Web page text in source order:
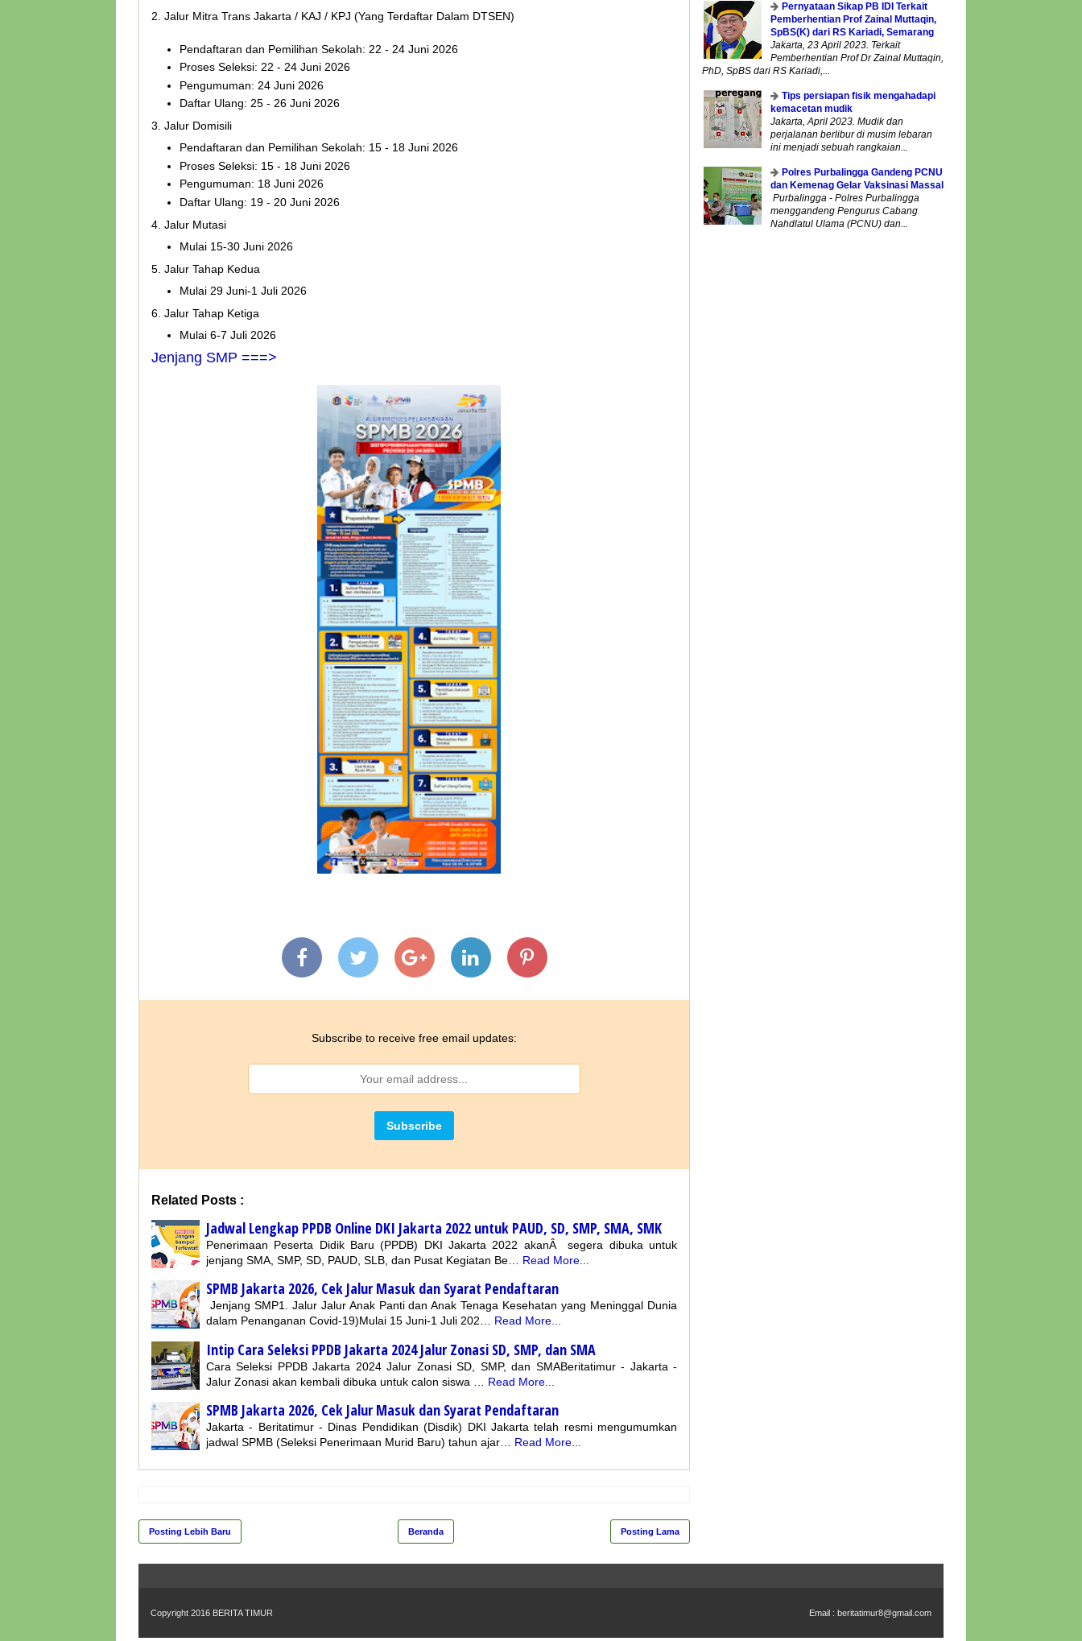
2. Jalur Mitra Trans Jakarta / KAJ / KPJ (Yang Terdaftar Dalam DTSEN)
Pendaftaran dan Pemilihan Sekolah: 22 - 24 Juni 2026
Proses Seleksi: 22 - 24 Juni 2026
Pengumuman: 24 Juni 2026
Daftar Ulang: 25 - 26 Juni 2026
3. Jalur Domisili
Pendaftaran dan Pemilihan Sekolah: 15 - 18 Juni 2026
Proses Seleksi: 15 - 18 Juni 2026
Pengumuman: 18 Juni 2026
Daftar Ulang: 19 - 20 Juni 2026
4. Jalur Mutasi
Mulai 15-30 Juni 2026
5. Jalur Tahap Kedua
Mulai 29 Juni-1 Juli 2026
6. Jalur Tahap Ketiga
Mulai 6-7 Juli 2026
Jenjang SMP ===>
Subscribe to receive free email updates:
Related Posts :
Jadwal Lengkap PPDB Online DKI Jakarta 2022 untuk PAUD, SD, SMP, SMA, SMK
Penerimaan Peserta Didik Baru (PPDB) DKI Jakarta 2022 akanÂ segera dibuka untuk
jenjang SMA, SMP, SD, PAUD, SLB, dan Pusat Kegiatan Be…
Read More...
SPMB Jakarta 2026, Cek Jalur Masuk dan Syarat Pendaftaran
Jenjang SMP1. Jalur Jalur Anak Panti dan Anak Tenaga Kesehatan yang Meninggal Dunia
dalam Penanganan Covid-19)Mulai 15 Juni-1 Juli 202…
Read More...
Intip Cara Seleksi PPDB Jakarta 2024 Jalur Zonasi SD, SMP, dan SMA
Cara Seleksi PPDB Jakarta 2024 Jalur Zonasi SD, SMP, dan SMABeritatimur - Jakarta -
Jalur Zonasi akan kembali dibuka untuk calon siswa …
Read More...
SPMB Jakarta 2026, Cek Jalur Masuk dan Syarat Pendaftaran
Jakarta - Beritatimur - Dinas Pendidikan (Disdik) DKI Jakarta telah resmi mengumumkan
jadwal SPMB (Seleksi Penerimaan Murid Baru) tahun ajar…
Read More...
Posting Lebih Baru Posting Lama
Beranda
Pernyataan Sikap PB IDI Terkait
Pemberhentian Prof Zainal Muttaqin,
SpBS(K) dari RS Kariadi, Semarang
Jakarta, 23 April 2023. Terkait
Pemberhentian Prof Dr Zainal Muttaqin,
PhD, SpBS dari RS Kariadi,...
Tips persiapan fisik mengahadapi
kemacetan mudik
Jakarta, April 2023. Mudik dan
perjalanan berlibur di musim lebaran
ini menjadi sebuah rangkaian...
Polres Purbalingga Gandeng PCNU
dan Kemenag Gelar Vaksinasi Massal
Purbalingga - Polres Purbalingga
menggandeng Pengurus Cabang
Nahdlatul Ulama (PCNU) dan...
Copyright 2016 BERITA TIMUR Email : beritatimur8@gmail.com